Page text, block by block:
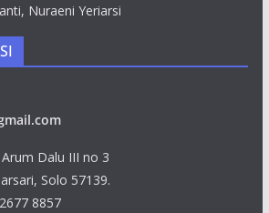
Nuraeni Yeriarsi
Arum Dalu III no 3
Solo 57139.
8857